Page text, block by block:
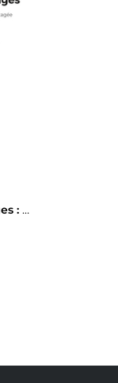
Saveurs Et Visages : Histoire D'une Cuisine Partagee